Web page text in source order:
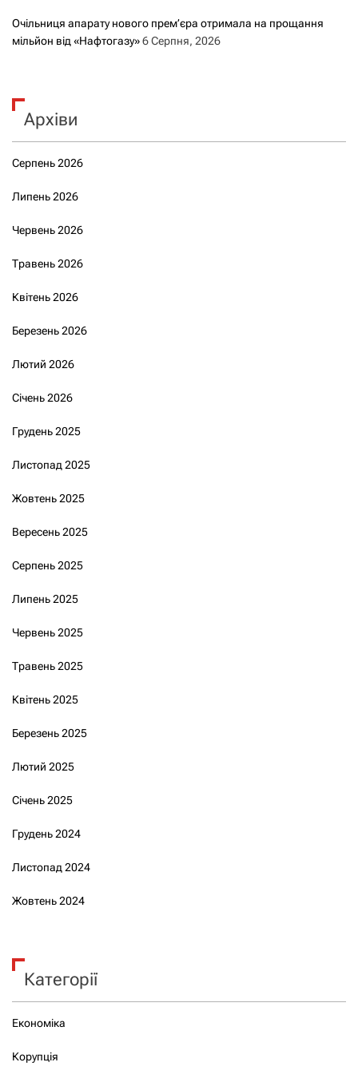
Очільниця апарату нового прем’єра отримала на прощання
мільйон від «Нафтогазу»6 Серпня, 2026
Архіви
Серпень 2026
Липень 2026
Червень 2026
Травень 2026
Квітень 2026
Березень 2026
Лютий 2026
Січень 2026
Грудень 2025
Листопад 2025
Жовтень 2025
Вересень 2025
Серпень 2025
Липень 2025
Червень 2025
Травень 2025
Квітень 2025
Березень 2025
Лютий 2025
Січень 2025
Грудень 2024
Листопад 2024
Жовтень 2024
Категорії
Економіка
Корупція